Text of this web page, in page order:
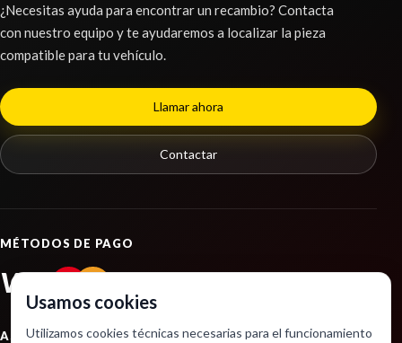
¿Necesitas ayuda para encontrar un recambio? Contacta
con nuestro equipo y te ayudaremos a localizar la pieza
compatible para tu vehículo.
Llamar ahora
Contactar
MÉTODOS DE PAGO
VISA PayPal
ASOCIACIONES
Usamos cookies
Utilizamos cookies técnicas necesarias para el funcionamiento